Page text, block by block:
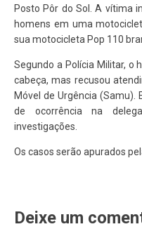
Posto Pôr do Sol. A vítima
homens em uma
sua motocicleta Pop 110
Segundo a Polícia Militar, o
cabeça, mas recusou
Móvel de Urgência
de ocorrência na
investigações.
Os casos serão apurados
Deixe um